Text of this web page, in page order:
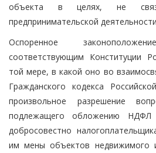
объекта в целях, не
предпринимательской
Оспоренное
соответствующим Конституции
той мере, в какой оно во
Гражданского кодекса
произвольное разрешение
подлежащего обложению НДФЛ
добросовестно
им мены объектов недвижимого